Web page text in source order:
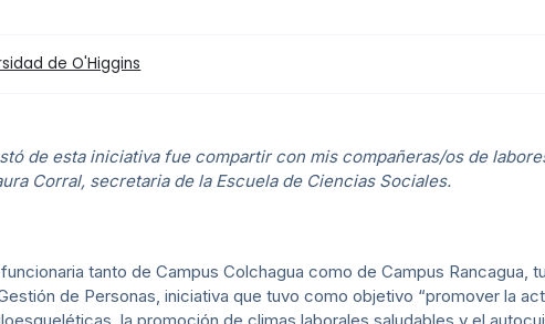
de O'Higgins
de esta iniciativa fue compartir con mis compañeras/os de
Corral, secretaria de la Escuela de Ciencias Sociales.
tanto de Campus Colchagua como de Campus Rancagua,
de Personas, iniciativa que tuvo como objetivo “promover la